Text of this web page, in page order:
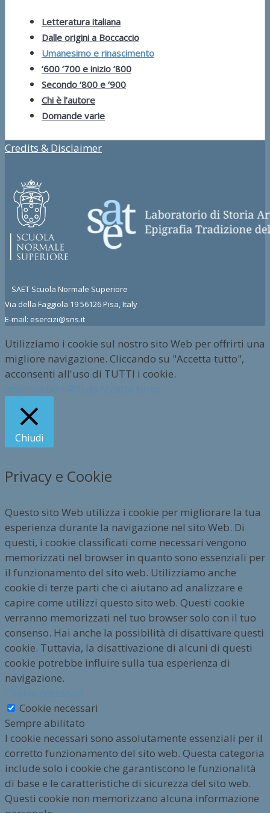
Letteratura italiana
Dalle origini a Boccaccio
Umanesimo e rinascimento
‘600 ‘700 e inizio ‘800
Secondo ‘800 e ‘900
Chi è l’autore
Domande varie
Credits & Disclaimer
SAET Scuola Normale Superiore
Via della Faggiola 19 56126 Pisa, Italy
E-mail: esercizi@sns.it
Utilizziamo i cookie sul nostro sito Web per offrirti una
migliore navigazione. Cliccando su "Accetta tutto",
acconsenti all'uso di TUTTI i cookie.
Chiudi
Privacy e Cookie
Questo sito Web utilizza i cookie per migliorare la tua
esperienza durante la navigazione nel sito Web. Di
questi, i cookie classificati come necessari vengono
memorizzati nel browser in quanto sono essenziali per
il funzionamento del sito web. Utilizziamo anche
cookie di terze parti che ci aiutano ad analizzare e
capire come utilizzi questo sito web. Questi cookie
verranno memorizzati nel tuo browser solo con il tuo
consenso. Hai anche la possibilità di disattivare questi
cookie. Tuttavia, la disattivazione di alcuni di questi
cookie potrebbe influire sulla tua esperienza di
navigazione.
Cookie necessari
Sempre abilitato
I cookie necessari sono assolutamente essenziali per il
corretto funzionamento del sito web. Questa categoria
include solo i cookie che garantiscono le funzionalità
di base e le caratteristiche di sicurezza del sito web.
Questi cookie non memorizzano alcuna informazione